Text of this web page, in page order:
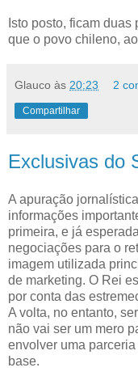
Isto posto, ficam
que o povo chileno,
Glauco às 20:23 2
Compartilhar
Exclusivas do
A apuração
informações
primeira, e já
negociações para o
imagem utilizada
de marketing. O Rei
por conta das
A volta, no entanto,
não vai ser um mero
envolver uma
base.